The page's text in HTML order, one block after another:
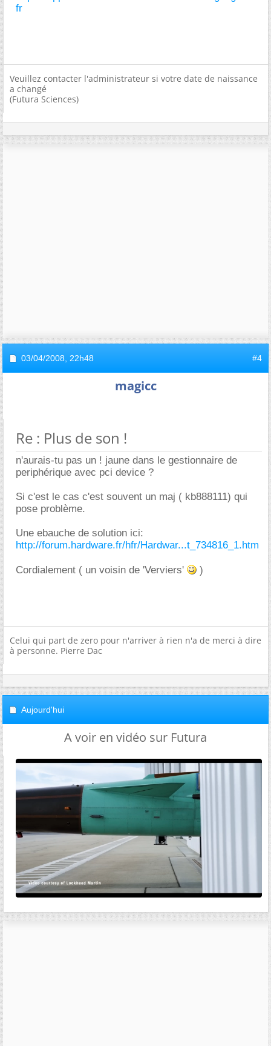
fr
Veuillez contacter l'administrateur si votre date de naissance
a changé
(Futura Sciences)
03/04/2008, 22h48 #4
magicc
Re : Plus de son !
n'aurais-tu pas un ! jaune dans le gestionnaire de
periphérique avec pci device ?
Si c'est le cas c'est souvent un maj ( kb888111) qui
pose problème.
Une ebauche de solution ici:
http://forum.hardware.fr/hfr/Hardwar...t_734816_1.htm
Cordialement ( un voisin de 'Verviers' )
Celui qui part de zero pour n'arriver à rien n'a de merci à dire
à personne. Pierre Dac
Aujourd'hui
A voir en vidéo sur Futura